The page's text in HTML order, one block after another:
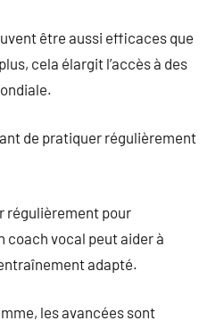
être aussi efficaces que
cela élargit l’accès à des
de pratiquer régulièrement
régulièrement pour
coach vocal peut aider à
adapté.
les avancées sont